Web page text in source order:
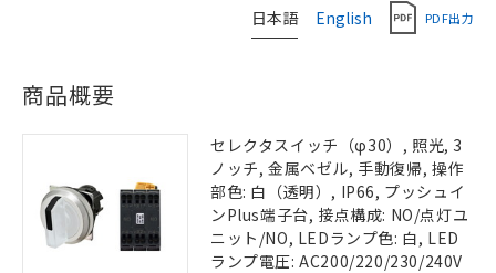
日本語 English PDF出力
商品概要
セレクタスイッチ（φ30）, 照光, 3
ノッチ, 金属ベゼル, 手動復帰, 操作
部色: 白（透明）, IP66, プッシュイ
ンPlus端子台, 接点構成: NO/点灯ユ
ニット/NO, LEDランプ色: 白, LED
ランプ電圧: AC200/220/230/240V